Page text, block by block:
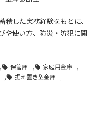
した実務経験をもとに、
や使い方、防災・防犯に関
, 保管庫 , 家庭用金庫
,
, 据え置き型金庫
,